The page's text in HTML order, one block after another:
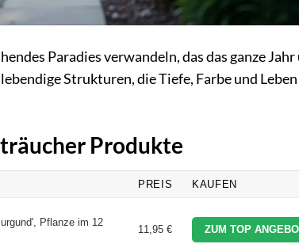
Paradies verwandeln, das das ganze Jahr
Strukturen, die Tiefe, Farbe und
Produkte
PREIS KAUFEN
Pflanze im 12
11,95 € ZUM TOP